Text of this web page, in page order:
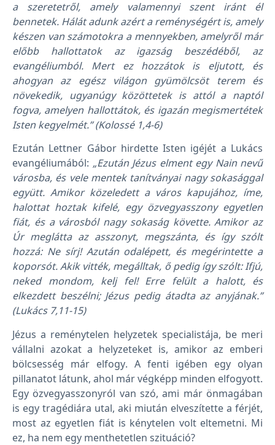
a szeretetről, amely valamennyi szent iránt él
bennetek. Hálát adunk azért a reménységért is, amely
készen van számotokra a mennyekben, amelyről már
előbb hallottatok az igazság beszédéből, az
evangéliumból. Mert ez hozzátok is eljutott, és
ahogyan az egész világon gyümölcsöt terem és
növekedik, ugyanúgy közöttetek is attól a naptól
fogva, amelyen hallottátok, és igazán megismertétek
Isten kegyelmét.” (Kolossé 1,4-6)
Ezután Lettner Gábor hirdette Isten igéjét a Lukács
evangéliumából: „Ezután Jézus elment egy Nain nevű
városba, és vele mentek tanítványai nagy sokasággal
együtt. Amikor közeledett a város kapujához, íme,
halottat hoztak kifelé, egy özvegyasszony egyetlen
fiát, és a városból nagy sokaság követte. Amikor az
Úr meglátta az asszonyt, megszánta, és így szólt
hozzá: Ne sírj! Azután odalépett, és megérintette a
koporsót. Akik vitték, megálltak, ő pedig így szólt: Ifjú,
neked mondom, kelj fel! Erre felült a halott, és
elkezdett beszélni; Jézus pedig átadta az anyjának.”
(Lukács 7,11-15)
Jézus a reménytelen helyzetek specialistája, be meri
vállalni azokat a helyzeteket is, amikor az emberi
bölcsesség már elfogy. A fenti igében egy olyan
pillanatot látunk, ahol már végképp minden elfogyott.
Egy özvegyasszonyról van szó, ami már önmagában
is egy tragédiára utal, aki miután elveszítette a férjét,
most az egyetlen fiát is kénytelen volt eltemetni. Mi
ez, ha nem egy menthetetlen szituáció?